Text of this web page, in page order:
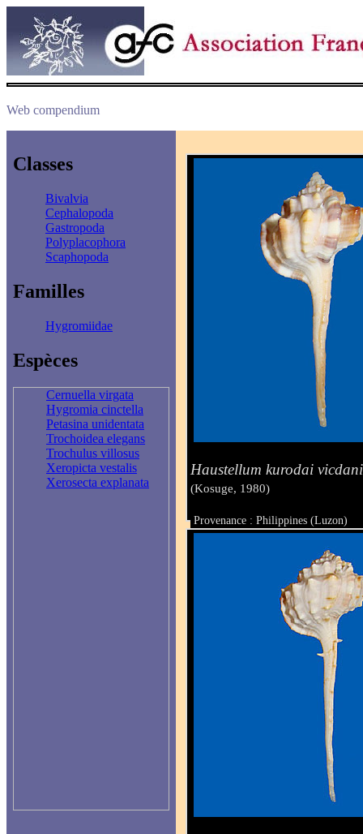
Web compendium
Classes
Bivalvia
Cephalopoda
Gastropoda
Polyplacophora
Scaphopoda
Familles
Hygromiidae
Espèces
Cernuella virgata
Hygromia cinctella
Petasina unidentata
Trochoidea elegans
Trochulus villosus
Xeropicta vestalis
Xerosecta explanata
Haustellum kurodai vicdani
(Kosuge, 1980)
Provenance : Philippines (Luzon)
Taille : 71.8 mm